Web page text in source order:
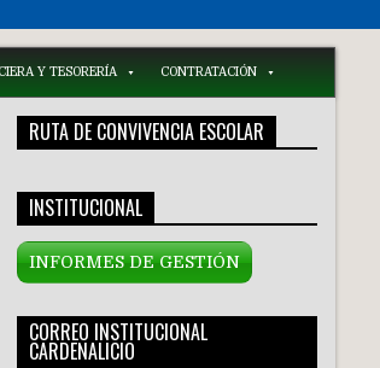
Y TESORERÍA CONTRATACIÓN
RUTA DE CONVIVENCIA ESCOLAR
INSTITUCIONAL
INFORMES DE GESTIÓN
CORREO INSTITUCIONAL
CARDENALICIO